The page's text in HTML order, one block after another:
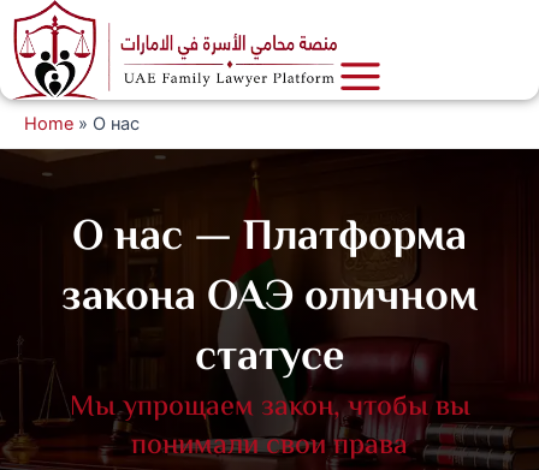
Перейти
содержимому
Home » О нас
О нас — Платформа
закона ОАЭ оличном
статусе
Мы упрощаем закон, чтобы вы
понимали свои права